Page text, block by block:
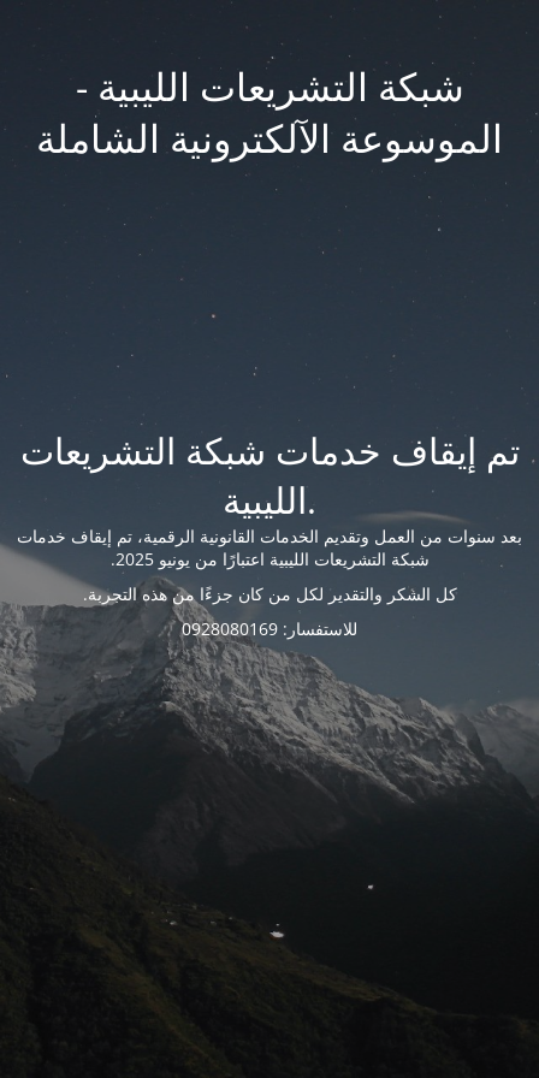
شبكة التشريعات الليبية -
الموسوعة الآلكترونية الشاملة
تم إيقاف خدمات شبكة التشريعات
الليبية.
بعد سنوات من العمل وتقديم الخدمات القانونية الرقمية، تم إيقاف خدمات
شبكة التشريعات الليبية اعتبارًا من يونيو 2025.
كل الشكر والتقدير لكل من كان جزءًا من هذه التجربة.
للاستفسار: 0928080169